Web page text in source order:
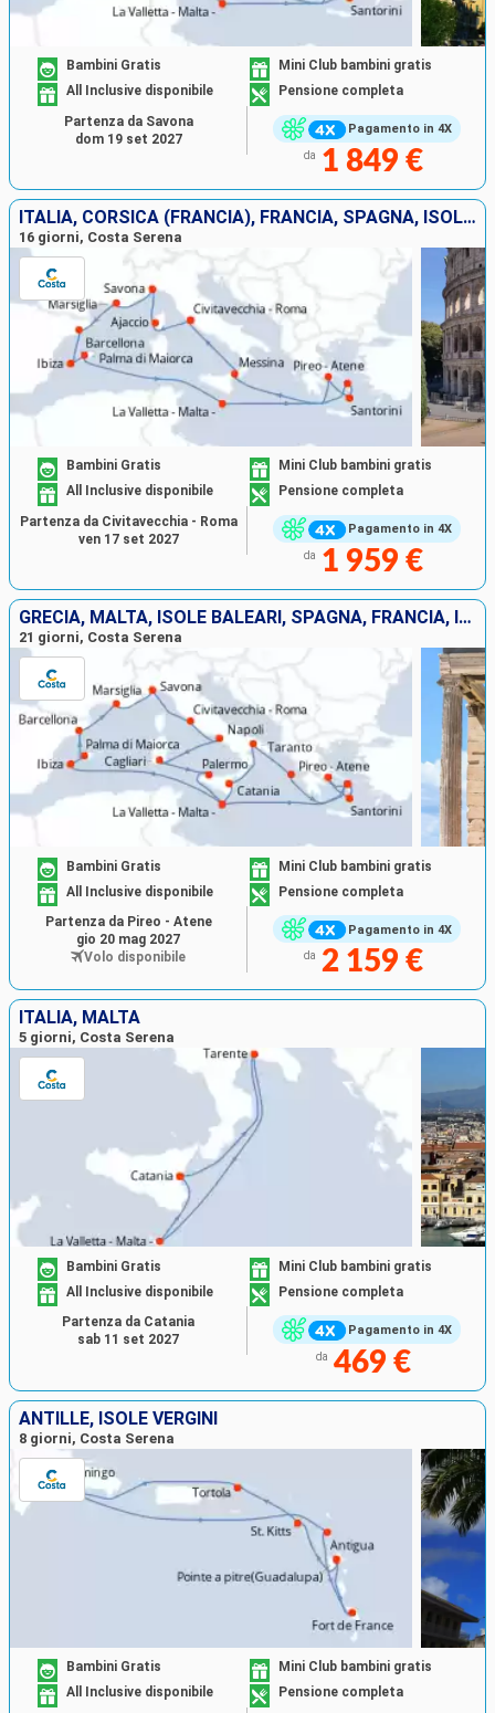
Pagamento in 4X
Bambini Gratis
Mini Club bambini gratis
All Inclusive disponibile
Pensione completa
da 1 849 €
Partenza da Savona
dom 19 set 2027
ITALIA, CORSICA (FRANCIA), FRANCIA, SPAGNA, ISOLE BALEARI, MALTA, GRECIA
16 giorni, Costa Serena
Pagamento in 4X
Bambini Gratis
Mini Club bambini gratis
All Inclusive disponibile
Pensione completa
da 1 959 €
Partenza da Civitavecchia - Roma
ven 17 set 2027
GRECIA, MALTA, ISOLE BALEARI, SPAGNA, FRANCIA, ITALIA
21 giorni, Costa Serena
Pagamento in 4X
Bambini Gratis
Mini Club bambini gratis
All Inclusive disponibile
Pensione completa
da 2 159 €
Partenza da Pireo - Atene
gio 20 mag 2027
Volo disponibile
ITALIA, MALTA
5 giorni, Costa Serena
Pagamento in 4X
Bambini Gratis
Mini Club bambini gratis
All Inclusive disponibile
Pensione completa
da 469 €
Partenza da Catania
sab 11 set 2027
ANTILLE, ISOLE VERGINI
8 giorni, Costa Serena
Bambini Gratis
Mini Club bambini gratis
All Inclusive disponibile
Pensione completa